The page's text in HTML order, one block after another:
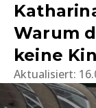
Warum
keine
Aktualisiert: